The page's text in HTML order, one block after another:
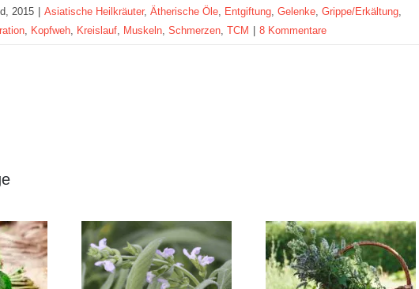
2015 Asiatische Heilkräuter, Ätherische Öle Entgiftung Gelenke Grippe/Erkältung
Kopfweh Kreislauf Muskeln Schmerzen TCM 8 Kommentare